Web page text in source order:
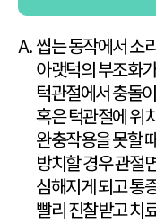
씹는 동작에서 소
아랫턱의 부조화
턱관절에서 충돌
혹은 턱관절에 위
완충작용을 못할
방치할 경우 관절
심해지게 되고 통
빨리 진찰받고 치